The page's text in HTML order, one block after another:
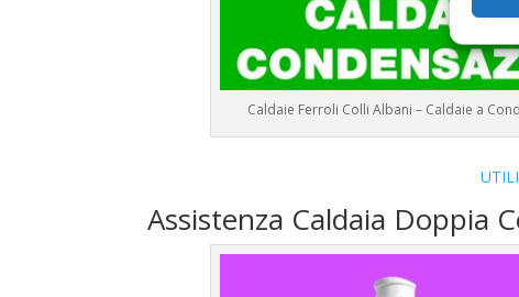
Caldaie Ferroli Colli Albani – Caldaie a
Assistenza Caldaia Doppia